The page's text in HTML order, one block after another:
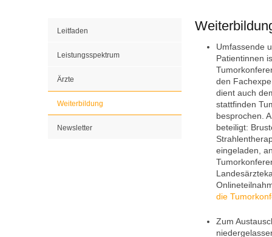
Leitfaden
Leistungsspektrum
Ärzte
Weiterbildung
Newsletter
Umfassende
Patientinnen
den
dient auch
stattfinden
besprochen.
beteiligt:
eingeladen,
die
Zum